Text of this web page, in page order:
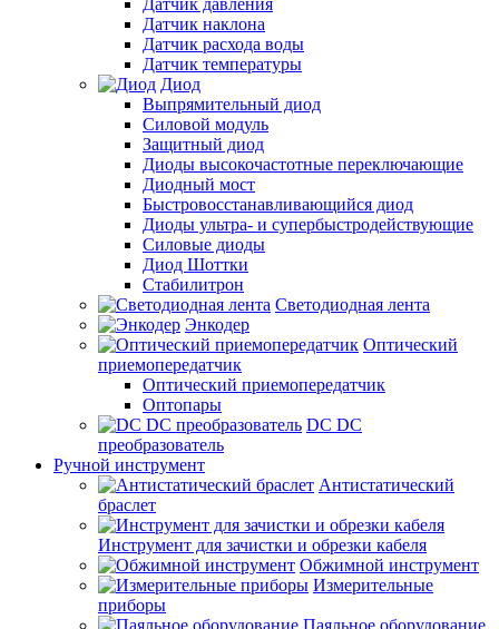
Датчик давления
Датчик наклона
Датчик расхода воды
Датчик температуры
Диод
Выпрямительный диод
Силовой модуль
Защитный диод
Диоды высокочастотные переключающие
Диодный мост
Быстровосстанавливающийся диод
Диоды ультра- и супербыстродействующие
Силовые диоды
Диод Шоттки
Стабилитрон
Светодиодная лента
Энкодер
Оптический
приемопередатчик
Оптический приемопередатчик
Оптопары
DC DC
преобразователь
Ручной инструмент
Антистатический
браслет
Инструмент для зачистки и обрезки кабеля
Обжимной инструмент
Измерительные
приборы
Паяльное оборудование